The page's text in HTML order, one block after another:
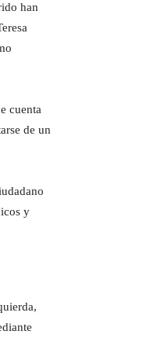
han
cuenta
de un
y